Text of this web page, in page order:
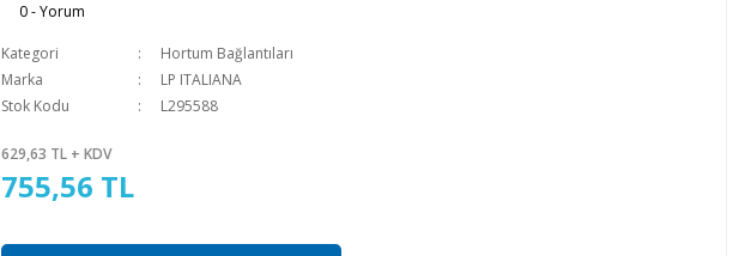
0 - Yorum
Kategori
Hortum Bağlantıları
Marka
LP ITALIANA
Stok Kodu
L295588
629,63 TL + KDV
755,56 TL